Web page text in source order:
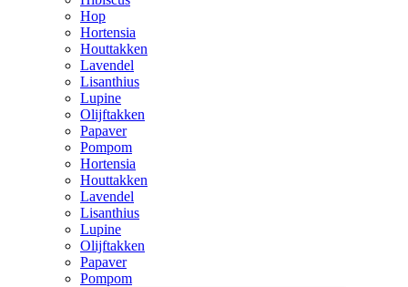
Hop
Hortensia
Houttakken
Lavendel
Lisanthius
Lupine
Olijftakken
Papaver
Pompom
Hortensia
Houttakken
Lavendel
Lisanthius
Lupine
Olijftakken
Papaver
Pompom